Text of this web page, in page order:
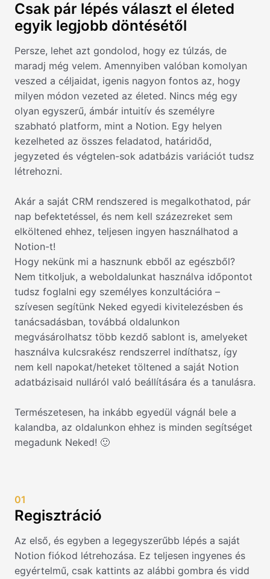
Csak pár lépés választ el életed
egyik legjobb döntésétől
Persze, lehet azt gondolod, hogy ez túlzás, de
maradj még velem. Amennyiben valóban komolyan
veszed a céljaidat, igenis nagyon fontos az, hogy
milyen módon vezeted az életed. Nincs még egy
olyan egyszerű, ámbár intuitív és személyre
szabható platform, mint a Notion. Egy helyen
kezelheted az összes feladatod, határidőd,
jegyzeted és végtelen-sok adatbázis variációt tudsz
létrehozni.
Akár a saját CRM rendszered is megalkothatod, pár
nap befektetéssel, és nem kell százezreket sem
elköltened ehhez, teljesen ingyen használhatod a
Notion-t!
Hogy nekünk mi a hasznunk ebből az egészből?
Nem titkoljuk, a weboldalunkat használva időpontot
tudsz foglalni egy személyes konzultációra –
szívesen segítünk Neked egyedi kivitelezésben és
tanácsadásban, továbbá oldalunkon
megvásárolhatsz több kezdő sablont is, amelyeket
használva kulcsrakész rendszerrel indíthatsz, így
nem kell napokat/heteket töltened a saját Notion
adatbázisaid nulláról való beállítására és a tanulásra.
Természetesen, ha inkább egyedül vágnál bele a
kalandba, az oldalunkon ehhez is minden segítséget
megadunk Neked! 🙂
01
Regisztráció
Az első, és egyben a legegyszerűbb lépés a saját
Notion fiókod létrehozása. Ez teljesen ingyenes és
egyértelmű, csak kattints az alábbi gombra és vidd